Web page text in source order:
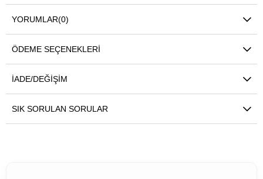
YORUMLAR(0)
ÖDEME SEÇENEKLERI
İADE/DEĞIŞIM
SIK SORULAN SORULAR